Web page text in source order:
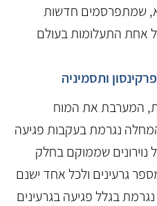
שמתפרסמים חדשות
אחת התעלומות בעולם
ותסמיניה
המערבת את המוח
נגרמת בעקבות פגיעה
נוירונים שממוקם בחלק
גרעינים ולכל אחד ישנם
בגלל פגיעה בגרעינים